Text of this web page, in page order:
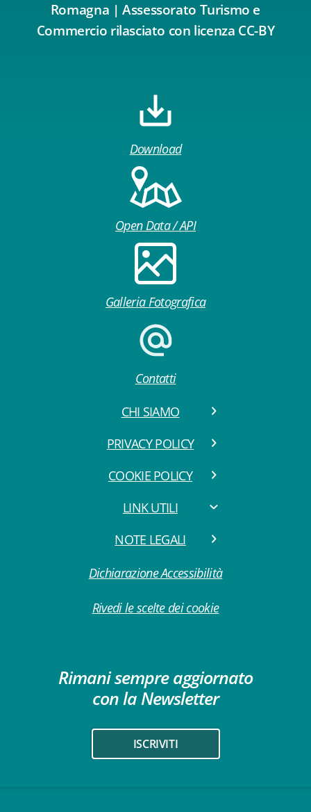
Romagna | Assessorato Turismo e
Commercio rilasciato con licenza CC-BY
Download
Open Data / API
Galleria Fotografica
Contatti
CHI SIAMO
PRIVACY POLICY
COOKIE POLICY
LINK UTILI
NOTE LEGALI
Dichiarazione Accessibilità
Rivedi le scelte dei cookie
Rimani sempre aggiornato
con la Newsletter
ISCRIVITI